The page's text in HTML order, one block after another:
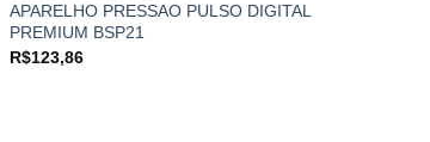
APARELHO PRESSAO PULSO DIGITAL
PREMIUM BSP21
R$123,86